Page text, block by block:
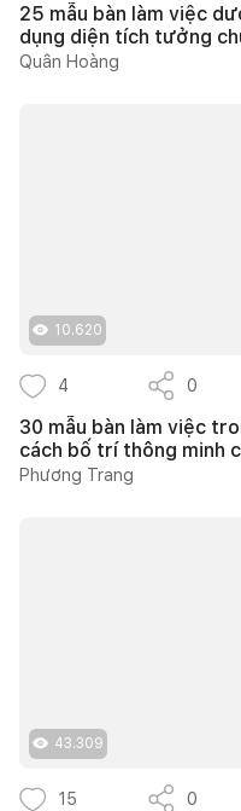
25 mẫu bàn làm việc
dụng diện tích tưởng
Quân Hoàng
10.620
4 0
30 mẫu bàn làm việc
cách bố trí thông minh
Phương Trang
43.309
15 0